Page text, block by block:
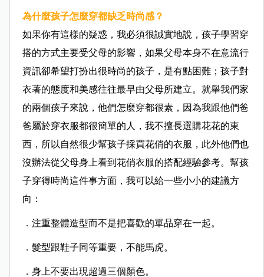
為什麼孩子怎麼穿都缺乏時尚感？
如果你有這樣的疑惑，我必須很誠實地說，孩子學習穿
搭的方式主要受父母的影響，如果父母本身不在意流行
資訊卻希望打扮出很時尚的孩子，是有點困難；孩子對
衣著的態度和美感往往最早由父母所建立。就舉我們家
的兩個孩子來說，他們怎麼穿都很素，因為我跟他們爸
爸屬於穿衣服都很簡單的人，我不擅長選購花花的東
西，所以自然很少幫孩子採買花俏的衣服，此外他們也
沒辦法從父母身上看到花俏衣服的搭配經驗參考。幫孩
子穿得時尚這件事方面，我可以給一些小小的建議方
向：
．注重整體造型而不是把喜歡的單品穿在一起。
．髮型跟鞋子同等重要，不能馬虎。
．身上不要出現超過三個顏色。